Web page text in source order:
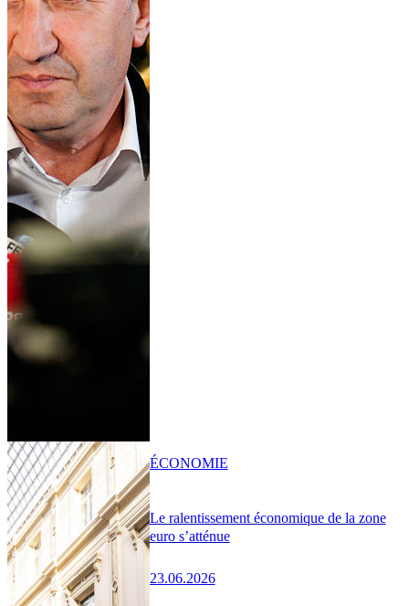
Le ralentissement économique de la zone
euro s’atténue
23.06.2026
ÉCONOMIE